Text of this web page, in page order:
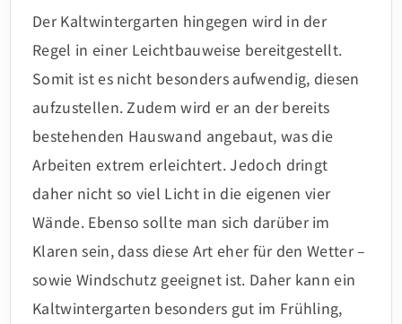
Der Kaltwintergarten hingegen wird in der
Regel in einer Leichtbauweise bereitgestellt.
Somit ist es nicht besonders aufwendig, diesen
aufzustellen. Zudem wird er an der bereits
bestehenden Hauswand angebaut, was die
Arbeiten extrem erleichtert. Jedoch dringt
daher nicht so viel Licht in die eigenen vier
Wände. Ebenso sollte man sich darüber im
Klaren sein, dass diese Art eher für den Wetter –
sowie Windschutz geeignet ist. Daher kann ein
Kaltwintergarten besonders gut im Frühling,